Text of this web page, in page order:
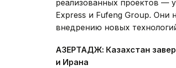
реализованных проектов —
Express и Fufeng Group. Они
внедрению новых
АЗЕРТАДЖ: Казахстан
и Ирана